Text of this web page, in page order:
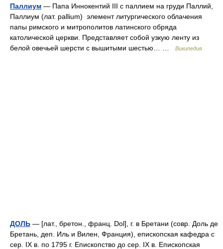
Паллиум — Папа Иннокентий III с паллием на груди Паллий,
Паллиум (лат. pallium) элемент литургического облачения
папы римского и митрополитов латинского обряда
католической церкви. Представляет собой узкую ленту из
белой овечьей шерсти с вышитыми шестью… …
Википедия
ДОЛЬ — [лат., бретон., франц. Dol], г. в Бретани (совр. Доль де
Бретань, деп. Иль и Вилен, Франция), епископская кафедра с
сер. IX в. по 1795 г. Епископство до сер. IX в. Епископская